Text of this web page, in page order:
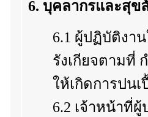
6.1 ผู้ปฏิบัติงา
รังเกียจตามที่
ให้เกิดการป
6.2 เจ้าหน้าที่